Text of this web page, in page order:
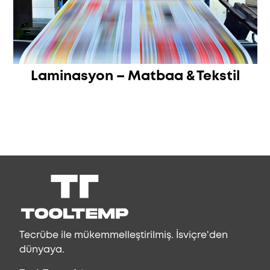
Laminasyon – Matbaa & Tekstil
Tecrübe ile mükemmelleştirilmiş. İsviçre'den
dünyaya.